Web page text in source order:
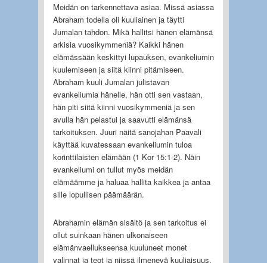
Meidän on tarkennettava asiaa. Missä asiassa
Abraham todella oli kuuliainen ja täytti
Jumalan tahdon. Mikä hallitsi hänen elämänsä
arkisia vuosikymmeniä? Kaikki hänen
elämässään keskittyi lupauksen, evankeliumin
kuulemiseen ja siitä kiinni pitämiseen.
Abraham kuuli Jumalan julistavan
evankeliumia hänelle, hän otti sen vastaan,
hän piti siitä kiinni vuosikymmeniä ja sen
avulla hän pelastui ja saavutti elämänsä
tarkoituksen. Juuri näitä sanojahan Paavali
käyttää kuvatessaan evankeliumin tuloa
korinttilaisten elämään (1 Kor 15:1-2). Näin
evankeliumi on tullut myös meidän
elämäämme ja haluaa hallita kaikkea ja antaa
sille lopullisen päämäärän.
Abrahamin elämän sisältö ja sen tarkoitus ei
ollut suinkaan hänen ulkonaiseen
elämänvaellukseensa kuuluneet monet
valinnat ja teot ja niissä ilmenevä kuuliaisuus.